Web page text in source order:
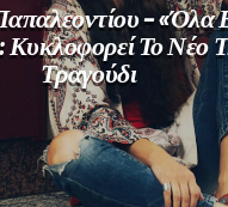
– «Όλα
Το Νέο
Τραγούδι